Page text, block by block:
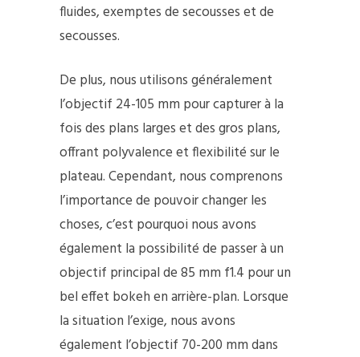
fluides, exemptes de secousses et de
secousses.
De plus, nous utilisons généralement
l’objectif 24-105 mm pour capturer à la
fois des plans larges et des gros plans,
offrant polyvalence et flexibilité sur le
plateau. Cependant, nous comprenons
l’importance de pouvoir changer les
choses, c’est pourquoi nous avons
également la possibilité de passer à un
objectif principal de 85 mm f1.4 pour un
bel effet bokeh en arrière-plan. Lorsque
la situation l’exige, nous avons
également l’objectif 70-200 mm dans